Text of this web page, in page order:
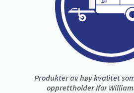
Produkter av høy kvalitet
opprettholder Ifor